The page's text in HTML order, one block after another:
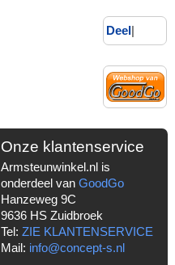
Deel|
Onze klantenservice
Armsteunwinkel.nl is
onderdeel van GoodGo
Hanzeweg 9C
9636 HS Zuidbroek
Tel: ZIE KLANTENSERVICE
Mail: info@concept-s.nl